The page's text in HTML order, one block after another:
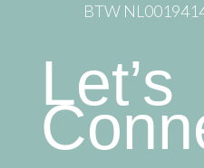
BTW
Let’s